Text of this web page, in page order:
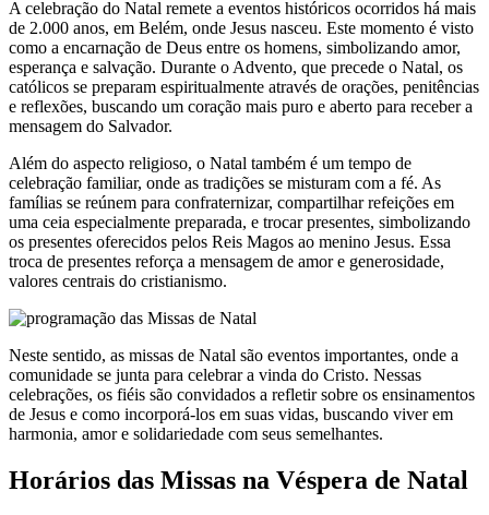
A celebração do Natal remete a eventos históricos ocorridos há mais
de 2.000 anos, em Belém, onde Jesus nasceu. Este momento é visto
como a encarnação de Deus entre os homens, simbolizando amor,
esperança e salvação. Durante o Advento, que precede o Natal, os
católicos se preparam espiritualmente através de orações, penitências
e reflexões, buscando um coração mais puro e aberto para receber a
mensagem do Salvador.
Além do aspecto religioso, o Natal também é um tempo de
celebração familiar, onde as tradições se misturam com a fé. As
famílias se reúnem para confraternizar, compartilhar refeições em
uma ceia especialmente preparada, e trocar presentes, simbolizando
os presentes oferecidos pelos Reis Magos ao menino Jesus. Essa
troca de presentes reforça a mensagem de amor e generosidade,
valores centrais do cristianismo.
Neste sentido, as missas de Natal são eventos importantes, onde a
comunidade se junta para celebrar a vinda do Cristo. Nessas
celebrações, os fiéis são convidados a refletir sobre os ensinamentos
de Jesus e como incorporá-los em suas vidas, buscando viver em
harmonia, amor e solidariedade com seus semelhantes.
Horários das Missas na Véspera de Natal